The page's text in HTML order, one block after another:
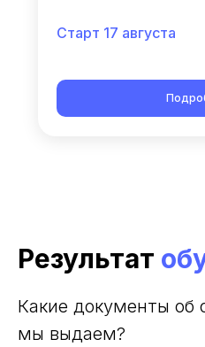
Старт 17 августа
Результат
Какие документы об
мы выдаем?